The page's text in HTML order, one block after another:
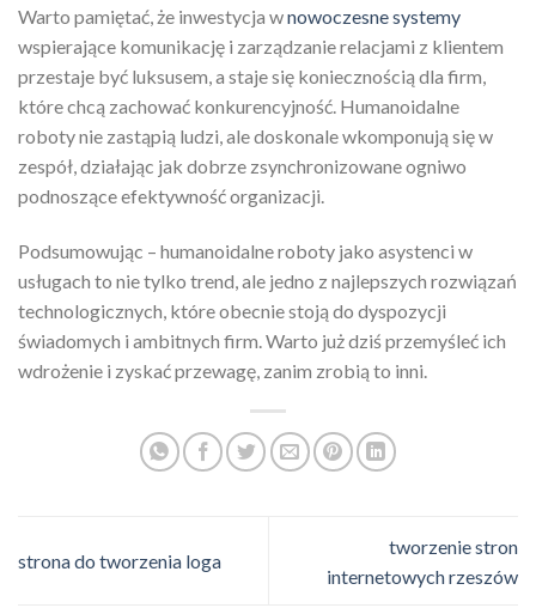
Warto pamiętać, że inwestycja wnowoczesne systemy
wspierające komunikację i zarządzanie relacjami z klientem
przestaje być luksusem, a staje się koniecznością dla firm,
które chcą zachować konkurencyjność. Humanoidalne
roboty nie zastąpią ludzi, ale doskonale wkomponują się w
zespół, działając jak dobrze zsynchronizowane ogniwo
podnoszące efektywność organizacji.
Podsumowując – humanoidalne roboty jako asystenci w
usługach to nie tylko trend, ale jedno z najlepszych rozwiązań
technologicznych, które obecnie stoją do dyspozycji
świadomych i ambitnych firm. Warto już dziś przemyśleć ich
wdrożenie i zyskać przewagę, zanim zrobią to inni.
strona do tworzenia loga
tworzenie stron
internetowych rzeszów